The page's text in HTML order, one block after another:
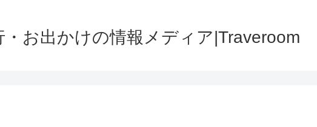
・お出かけの情報メディア|Traveroom